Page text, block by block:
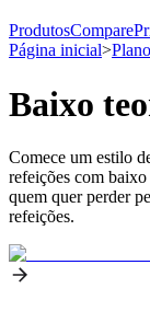
ProdutosCompare
Página inicial>
Baixo
Comece um estilo
refeições com
quem quer perder
refeições.